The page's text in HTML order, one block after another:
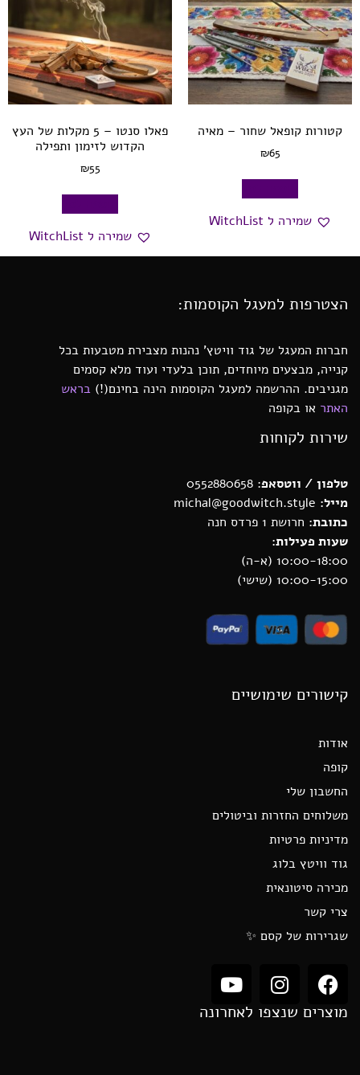
קטורות קופאל שחור – מאיה
₪65
שמירה ל WitchList
פאלו סנטו – 5 מקלות של העץ
הקדוש לזימון ותפילה
₪55
שמירה ל WitchList
הצטרפות למעגל הקוסמות:
חברות המעגל של גוד וויטץ’ נהנות מצבירת מטבעות בכל
קנייה, מבצעים מיוחדים, תוכן בלעדי ועוד מלא קסמים
מגניבים. ההרשמה למעגל הקוסמות הינה בחינם(!) בראש
האתר או בקופה
שירות לקוחות
טלפון / ווטסאפ: 0552880658
מייל:
כתובת: חרושת 1 פרדס חנה
שעות פעילות:
10:00-18:00 (א-ה)
10:00-15:00 (שישי)
קישורים שימושיים
אודות
קופה
החשבון שלי
משלוחים החזרות וביטולים
מדיניות פרטיות
גוד וויטץ בלוג
מכירה סיטונאית
צרי קשר
שגרירות של קסם ✨
מוצרים שנצפו לאחרונה